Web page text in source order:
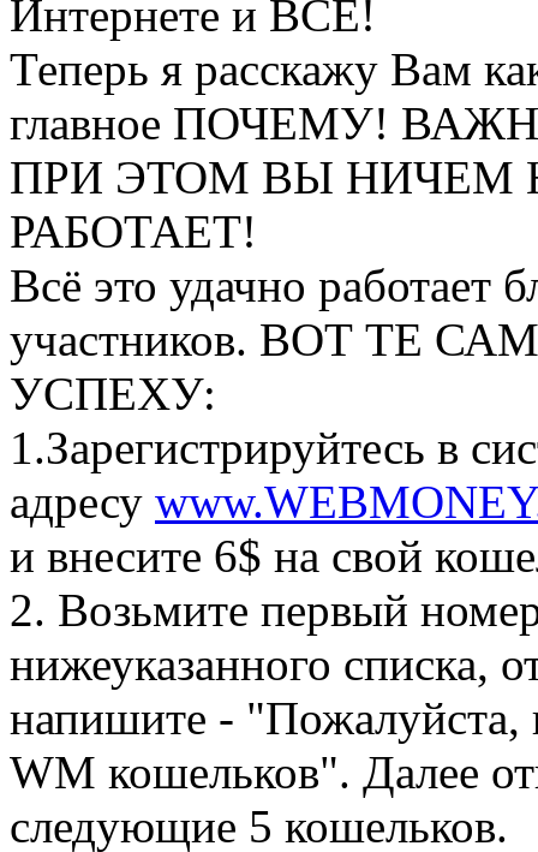
Интернете и ВСЁ!
Теперь я расскажу Вам
главное ПОЧЕМУ!
ПРИ ЭТОМ ВЫ НИЧЕМ
РАБОТАЕТ!
Всё это удачно
участников. ВОТ ТЕ
УСПЕХУ:
1.Зарегистрируйтесь в
адресу
и внесите 6$ на свой
2. Возьмите первый
нижеуказанного списка,
напишите - "Пожалуйста,
WM кошельков". Далее
следующие 5 кошельков.